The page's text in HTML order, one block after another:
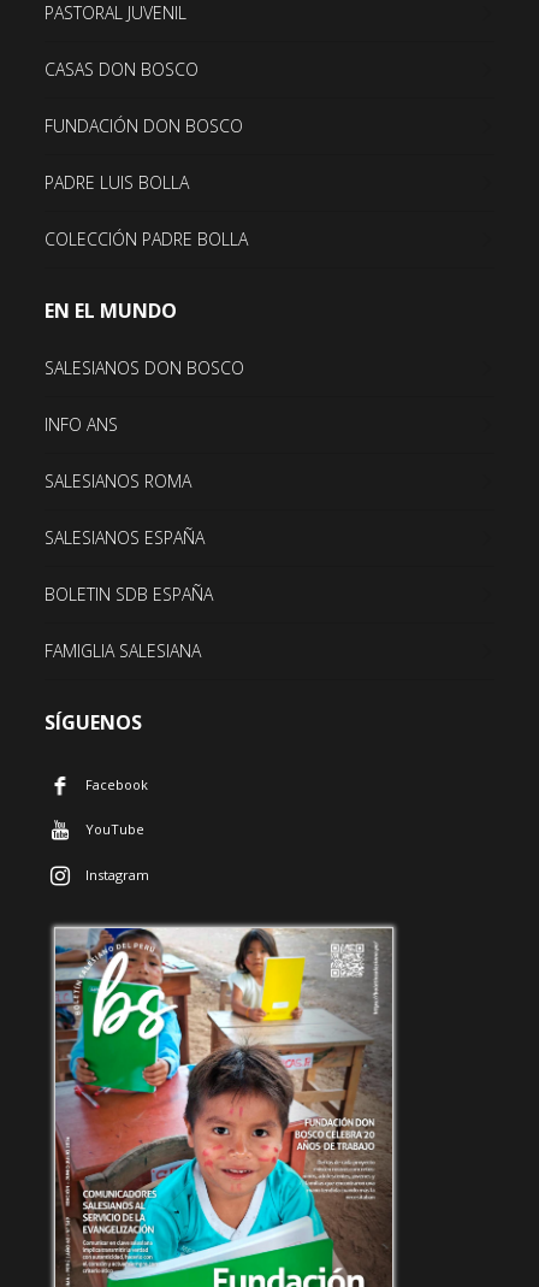
PASTORAL JUVENIL
CASAS DON BOSCO
FUNDACIÓN DON BOSCO
PADRE LUIS BOLLA
COLECCIÓN PADRE BOLLA
EN EL MUNDO
SALESIANOS DON BOSCO
INFO ANS
SALESIANOS ROMA
SALESIANOS ESPAÑA
BOLETIN SDB ESPAÑA
FAMIGLIA SALESIANA
SÍGUENOS
Facebook
YouTube
Instagram